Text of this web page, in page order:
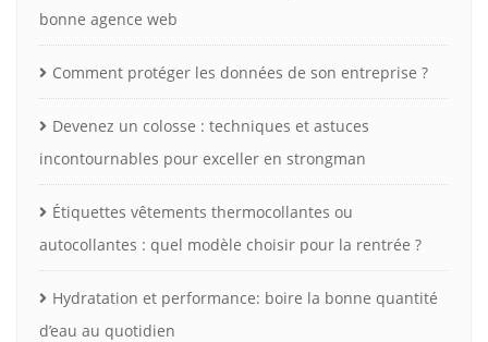
bonne agence web
Comment protéger les données de son entreprise ?
Devenez un colosse : techniques et astuces
incontournables pour exceller en strongman
Étiquettes vêtements thermocollantes ou
autocollantes : quel modèle choisir pour la rentrée ?
Hydratation et performance: boire la bonne quantité
d’eau au quotidien